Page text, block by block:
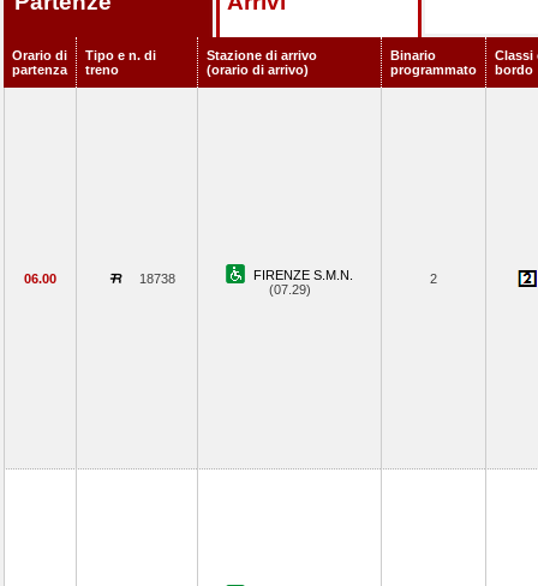
Orario di
partenza
Tipo e n. di
treno
Stazione di arrivo
(orario di arrivo)
Binario
programmato
Classi
bordo
06.00 18738
FIRENZE S.M.N.
(07.29)
2